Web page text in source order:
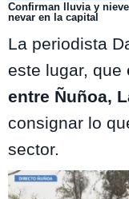
Confirman lluvia y
nevar en la capital
La periodista
este lugar, que
entre Ñuñoa,
consignar lo
sector.